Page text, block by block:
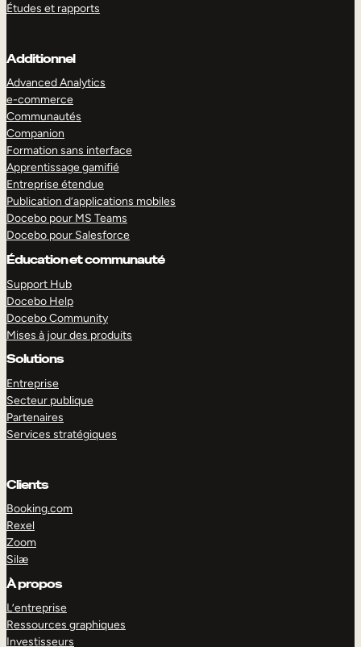
Études et rapports
Additionnel
Advanced Analytics
e-commerce
Communautés
Companion
Formation sans interface
Apprentissage gamifié
Entreprise étendue
Publication d’applications mobiles
Docebo pour MS Teams
Docebo pour Salesforce
Éducation et communauté
Support Hub
Docebo Help
Docebo Community
Mises à jour des produits
Solutions
Entreprise
Secteur publique
Partenaires
Services stratégiques
Clients
Booking.com
Rexel
Zoom
Silæ
À propos
L’entreprise
Ressources graphiques
Investisseurs